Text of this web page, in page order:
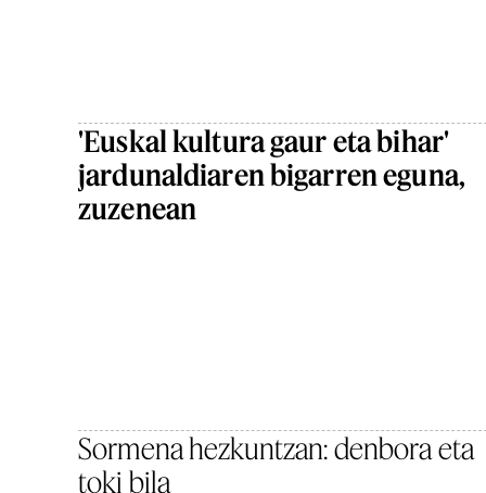
'Euskal kultura gaur eta bihar'
jardunaldiaren bigarren eguna,
zuzenean
Sormena hezkuntzan: denbora eta
toki bila